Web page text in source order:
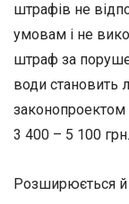
штрафів не
умовам і не
штраф за
води становить
законопроектом
3 400 – 5 100 грн.
Розширюється й